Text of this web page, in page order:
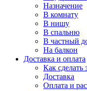
Назначение
В комнату
В нишу
В спальню
В частный
На балкон
Доставка и оплата
Как сделать
Доставка
Оплата и